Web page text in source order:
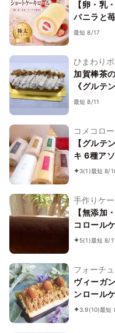
L'AURA(
【卵・乳
バニラと
ーキ
最短 8/17
ひまわり
加賀棒茶
《グルテ
最短 8/11
コメコロ
【グルテ
キ 6種ア
リー》
3(1)最短 8/
手作りケ
【無添加
コロール
5(1)最短 8/
フォーチ
ヴィーガ
ンロール
ツ》
3.9(10)最短